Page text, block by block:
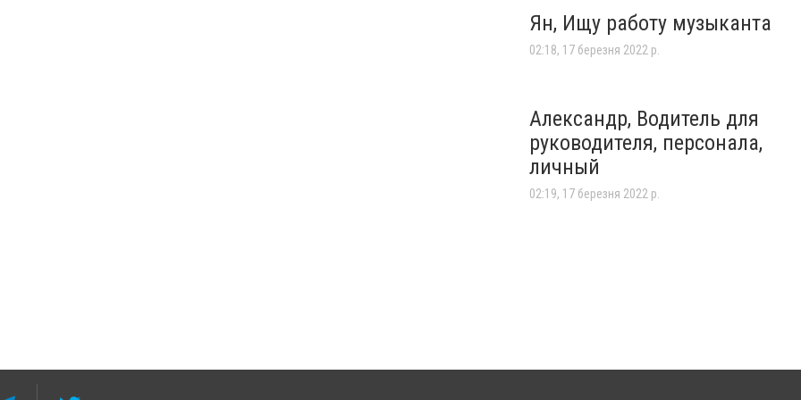
Ян, Ищу работу музыканта
02:18, 17 березня 2022 р.
Александр, Водитель для
руководителя, персонала,
личный
02:19, 17 березня 2022 р.